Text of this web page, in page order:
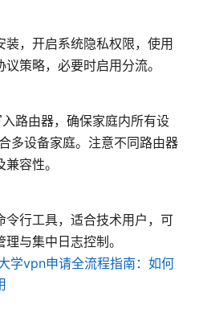
装，开启系统隐私权限，使用
策略，必要时启用分流。
路由器，确保家庭内所有设
多设备家庭。注意不同路由器
容性。
令行工具，适合技术用户，可
与集中日志控制。
学vpn申请全流程指南：如何